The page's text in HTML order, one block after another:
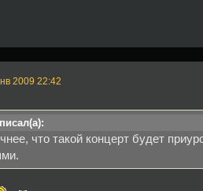
2009 22:42
что такой концерт будет